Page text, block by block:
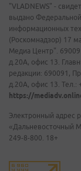
"VLADNEWS" -
выдано
информационных
(Роскомнадзор) 17
Медиа Центр".
д.20А, офис 13.
редакции: 690091,
д.20А, офис 13. Тел.:
https://
Электронный адрес
«Дальневосточный
249-8-800. 18+